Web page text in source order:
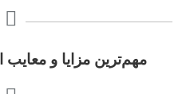
مهم‌ترین مزایا و معایب